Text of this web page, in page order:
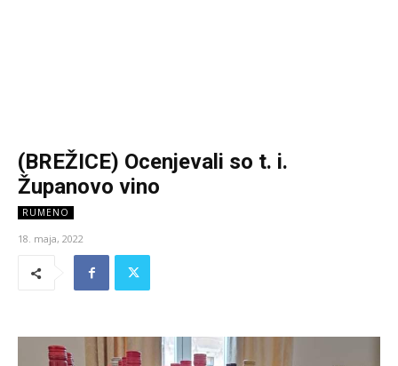
(BREŽICE) Ocenjevali so t. i.
Županovo vino
RUMENO
18. maja, 2022